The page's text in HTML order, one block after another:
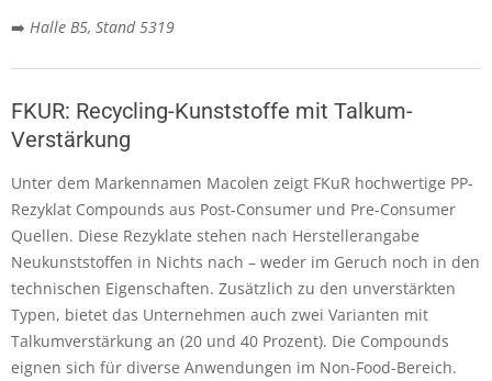
➡️ Halle B5, Stand 5319
FKUR: Recycling-Kunststoffe mit Talkum-
Verstärkung
Unter dem Markennamen Macolen zeigt FKuR hochwertige PP-
Rezyklat Compounds aus Post-Consumer und Pre-Consumer
Quellen. Diese Rezyklate stehen nach Herstellerangabe
Neukunststoffen in Nichts nach – weder im Geruch noch in den
technischen Eigenschaften. Zusätzlich zu den unverstärkten
Typen, bietet das Unternehmen auch zwei Varianten mit
Talkumverstärkung an (20 und 40 Prozent). Die Compounds
eignen sich für diverse Anwendungen im Non-Food-Bereich.